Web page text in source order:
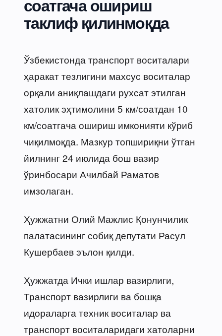
соатгача ошириш
таклиф қилинмоқда
Ўзбекистонда транспорт воситалари
ҳаракат тезлигини махсус воситалар
орқали аниқлашдаги рухсат этилган
хатолик эҳтимолини 5 км/соатдан 10
км/соатгача ошириш имконияти кўриб
чиқилмоқда. Мазкур топшириқни ўтган
йилнинг 24 июлида бош вазир
ўринбосари Ачилбай Раматов
имзолаган.
Ҳужжатни Олий Мажлис Қонунчилик
палатасининг собиқ депутати Расул
Кушербаев эълон қилди.
Ҳужжатда Ички ишлар вазирлиги,
Транспорт вазирлиги ва бошқа
идораларга техник воситалар ва
транспорт воситаларидаги хатоларни